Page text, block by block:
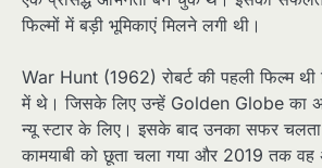
फिल्मों में बड़ी भूमिकाएं मिलने लगी थी।
War Hunt (1962) रोबर्ट की पहली फिल्म
में थे। जिसके लिए उन्हें Golden Globe का
न्यू स्टार के लिए। इसके बाद उनका सफर
कामयाबी को छूता चला गया और 2019 तक वह